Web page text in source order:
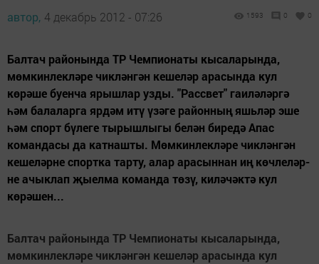
автор, 4 декабрь 2012 - 07:26 1593 0 0
Балтач районында ТР Чемпионаты кысаларында,
мөмкинлекләре чикләнгән кешеләр арасында кул
көрәше буенча ярышлар узды. "Рассвет" гаиләләргә
һәм балаларга ярдәм итү үзәге районның яшьләр эше
һәм спорт бүлеге тырышлыгы белән биредә Апас
командасы да катнашты. Мөмкинлекләре чикләнгән
кешеләрне спортка тарту, алар арасыннан иң көчлеләр­
не ачыклап җыелма команда төзү, киләчәктә кул
көрәшен...
Балтач районында ТР Чемпионаты кысаларында,
мөмкинлекләре чикләнгән кешеләр арасында кул